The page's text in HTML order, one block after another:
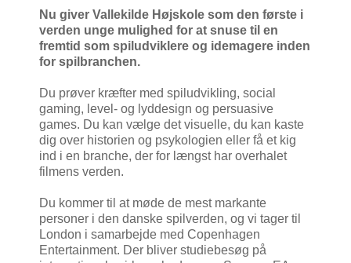
Nu giver Vallekilde Højskole som den første i
verden unge mulighed for at snuse til en
fremtid som spiludviklere og idemagere inden
for spilbranchen.
Du prøver kræfter med spiludvikling, social
gaming, level- og lyddesign og persuasive
games. Du kan vælge det visuelle, du kan kaste
dig over historien og psykologien eller få et kig
ind i en branche, der for længst har overhalet
filmens verden.
Du kommer til at møde de mest markante
personer i den danske spilverden, og vi tager til
London i samarbejde med Copenhagen
Entertainment. Der bliver studiebesøg på